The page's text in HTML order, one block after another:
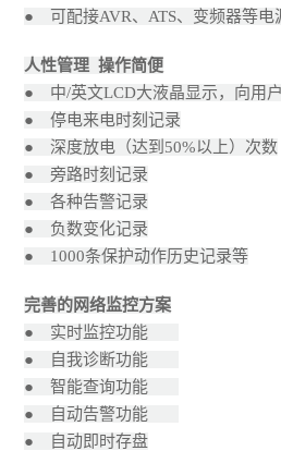
● 可配接AVR、ATS、变频器等电
人性管理 操作简便
● 中/英文LCD大液晶显示，向用
● 停电来电时刻记录
● 深度放电（达到50%以上）次数
● 旁路时刻记录
● 各种告警记录
● 负数变化记录
● 1000条保护动作历史记录等
完善的网络监控方案
● 实时监控功能
● 自我诊断功能
● 智能查询功能
● 自动告警功能
● 自动即时存盘